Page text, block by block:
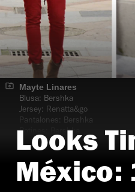
Mayte Linares
Blusa: Bershka
Jersey: Renatta&go
Pantalones: Bershka
Botines: Bershka
Pulseras: Stradivarius
Looks
México: